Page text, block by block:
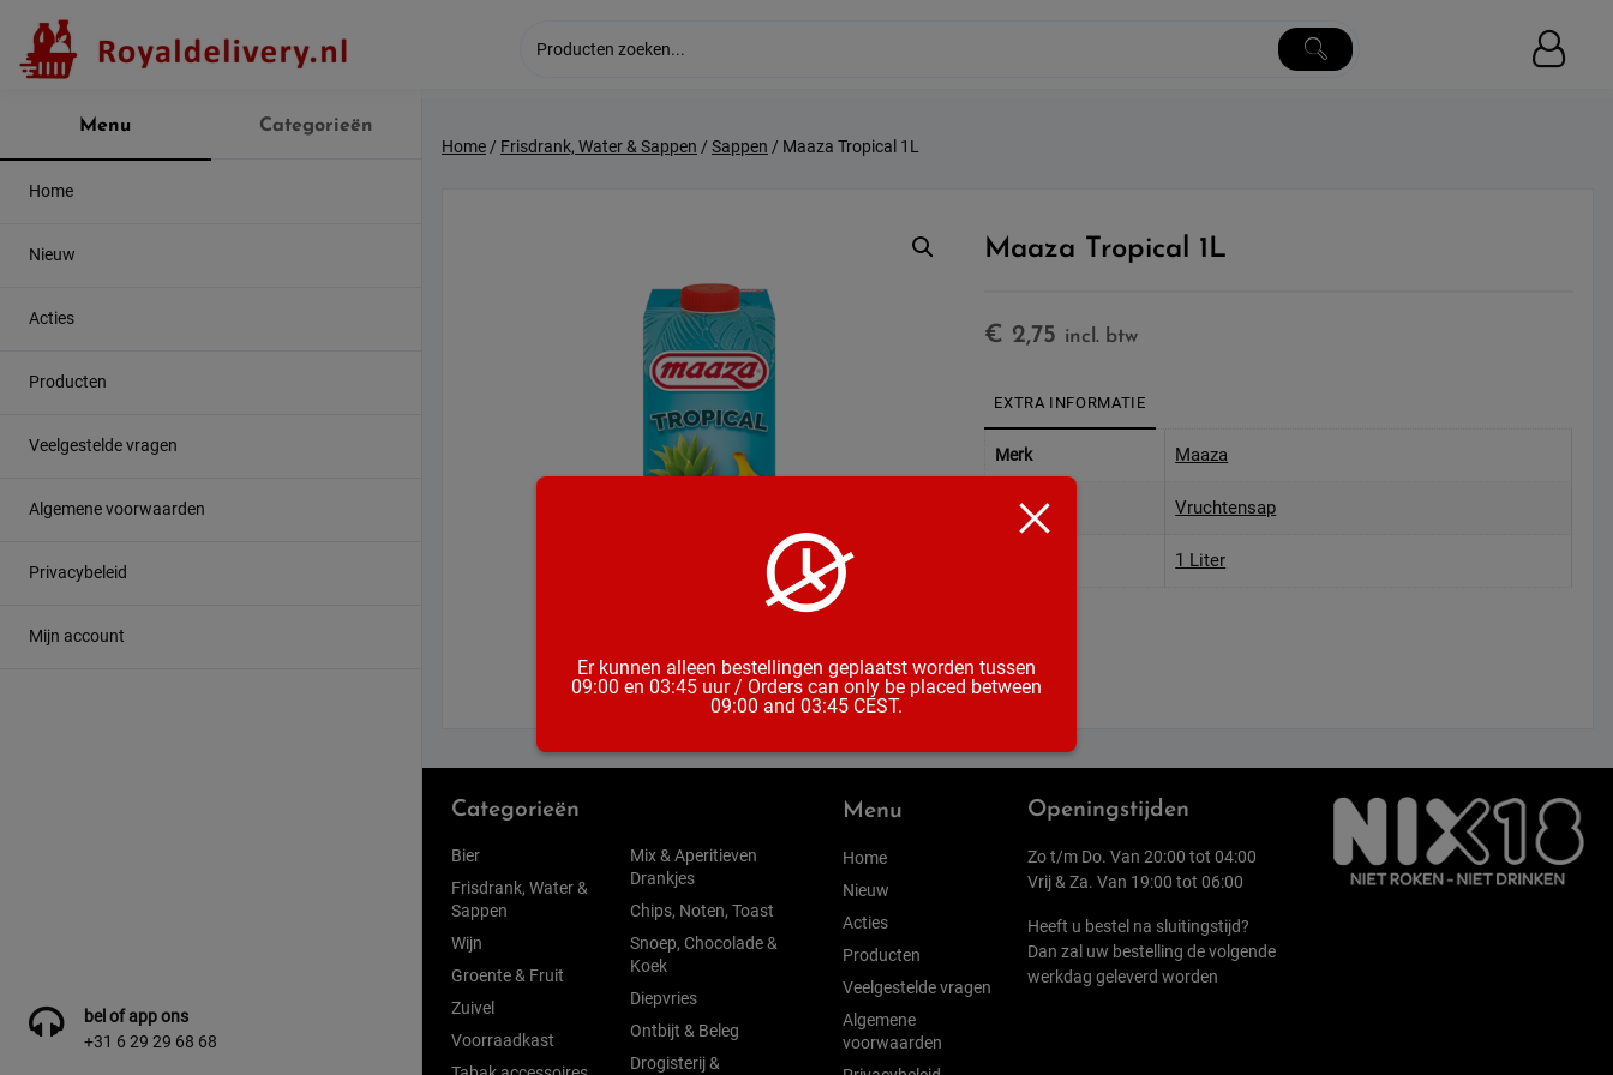
content
Menu Categorieën
Home
Nieuw
Acties
Producten
Veelgestelde vragen
Algemene voorwaarden
Privacybeleid
Mijn account
bel of app ons
+31 6 29 29 68 68
Home/ Frisdrank, Water & Sappen / Sappen / Maaza Tropical 1L
Maaza Tropical 1L
€ 2,75 incl. btw
EXTRA INFORMATIE
Merk Maaza
Soort Vruchtensap
1 Liter
Categorieën
Bier
Frisdrank, Water &
Sappen
Wijn
Groente & Fruit
Zuivel
Voorraadkast
Mix & Aperitieven
Drankjes
Chips, Noten, Toast
Snoep, Chocolade &
Koek
Diepvries
Ontbijt & Beleg
Drogisterij &
Menu
Home
Nieuw
Acties
Producten
Veelgestelde vragen
Algemene
voorwaarden
Openingstijden
Zo t/m Do. Van 20:00 tot 04:00
Vrij & Za. Van 19:00 tot 06:00
Heeft u bestel na sluitingstijd?
Dan zal uw bestelling de volgende
werkdag geleverd worden
Er kunnen alleen bestellingen geplaatst worden tussen
09:00 en 03:45 uur / Orders can only be placed between
09:00 and 03:45 CEST.